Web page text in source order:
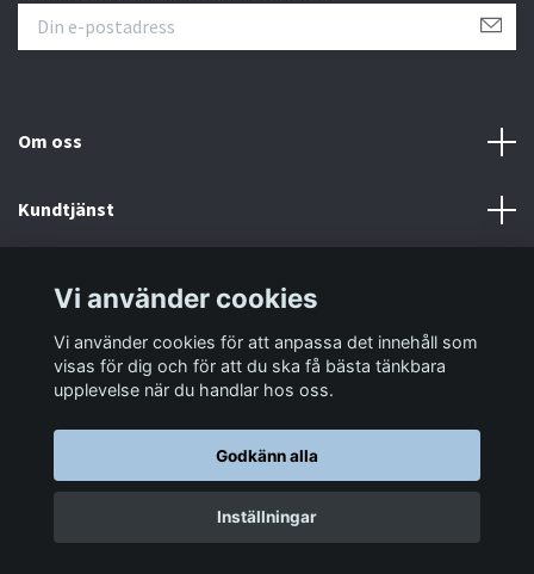
Om oss
Kundtjänst
Sociala medier
© 2026 LastaTungt.se
Vi använder cookies
Vi använder cookies för att anpassa det innehåll som
visas för dig och för att du ska få bästa tänkbara
upplevelse när du handlar hos oss.
Godkänn alla
Inställningar